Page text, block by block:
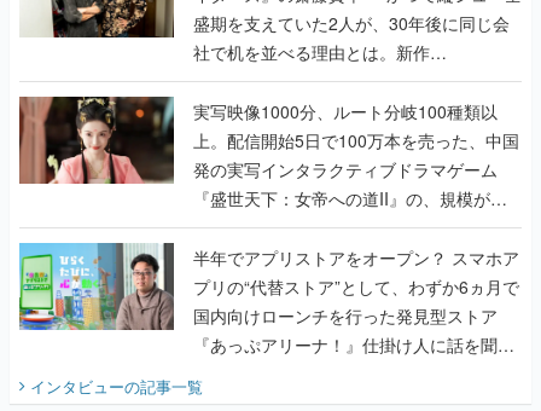
盛期を支えていた2人が、30年後に同じ会
社で机を並べる理由とは。新作
『TATSUJIN EXTREME』で初タッグを組
んだレジェンド2人に訊く開発秘話
実写映像1000分、ルート分岐100種類以
上。配信開始5日で100万本を売った、中国
発の実写インタラクティブドラマゲーム
『盛世天下：女帝への道II』の、規模が違
うこだわりをプロデューサーに聞いた
半年でアプリストアをオープン？ スマホア
プリの“代替ストア”として、わずか6ヵ月で
国内向けローンチを行った発見型ストア
『あっぷアリーナ！』仕掛け人に話を聞い
てみた
インタビューの記事一覧